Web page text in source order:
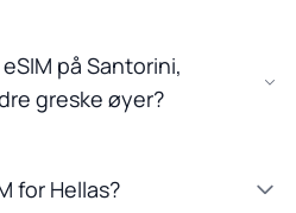
på Santorini,
greske øyer?
for Hellas?